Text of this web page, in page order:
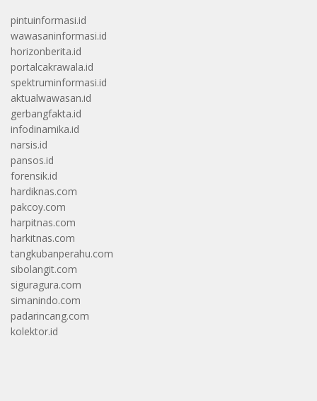
pintuinformasi.id
wawasaninformasi.id
horizonberita.id
portalcakrawala.id
spektruminformasi.id
aktualwawasan.id
gerbangfakta.id
infodinamika.id
narsis.id
pansos.id
forensik.id
hardiknas.com
pakcoy.com
harpitnas.com
harkitnas.com
tangkubanperahu.com
sibolangit.com
siguragura.com
simanindo.com
padarincang.com
kolektor.id